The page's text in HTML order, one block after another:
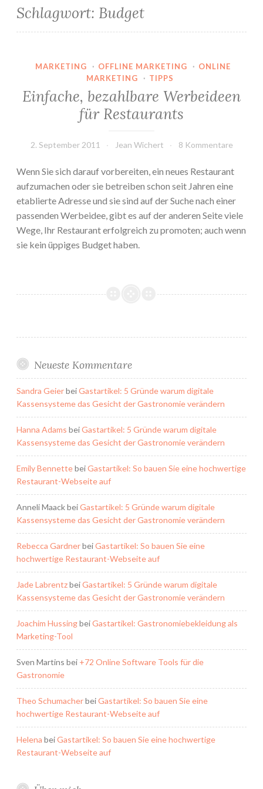
Schlagwort: Budget
MARKETING · OFFLINE MARKETING · ONLINE
MARKETING
· TIPPS
Einfache, bezahlbare Werbeideen
für Restaurants
2. September 2011 Jean Wichert 8 Kommentare
Wenn Sie sich darauf vorbereiten, ein neues Restaurant
aufzumachen oder sie betreiben schon seit Jahren eine
etablierte Adresse und sie sind auf der Suche nach einer
passenden Werbeidee, gibt es auf der anderen Seite viele
Wege, Ihr Restaurant erfolgreich zu promoten; auch wenn
sie kein üppiges Budget haben.
Neueste Kommentare
Sandra GeierbeiGastartikel: 5 Gründe warum digitale
Kassensysteme das Gesicht der Gastronomie verändern
Hanna Adams beiGastartikel: 5 Gründe warum digitale
Kassensysteme das Gesicht der Gastronomie verändern
Emily BennettebeiGastartikel: So bauen Sie eine hochwertige
Restaurant-Webseite auf
Anneli MaackbeiGastartikel: 5 Gründe warum digitale
Kassensysteme das Gesicht der Gastronomie verändern
Rebecca GardnerbeiGastartikel: So bauen Sie eine
hochwertige Restaurant-Webseite auf
Jade LabrentzbeiGastartikel: 5 Gründe warum digitale
Kassensysteme das Gesicht der Gastronomie verändern
Joachim HussingbeiGastartikel: Gastronomiebekleidung als
Marketing-Tool
Sven Martins bei +72 Online Software Tools für die
Gastronomie
Theo SchumacherbeiGastartikel: So bauen Sie eine
hochwertige Restaurant-Webseite auf
Helena beiGastartikel: So bauen Sie eine hochwertige
Restaurant-Webseite auf